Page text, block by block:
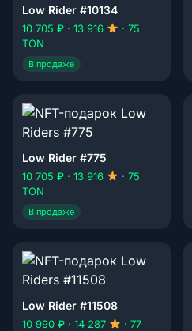
Low Rider #10134
10 705 ₽ · 13 916
· 75
TON
В продаже
Low Rider #775
10 705 ₽ · 13 916
· 75
TON
В продаже
Low Rider #11508
10 990 ₽ · 14 287
· 77